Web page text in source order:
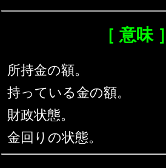
［ 意味 ］
所持金の額。
持っている金の額。
財政状態。
金回りの状態。